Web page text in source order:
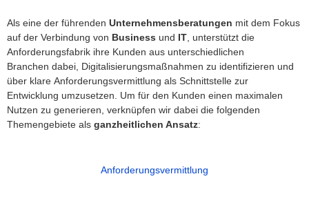
Als eine der führenden Unternehmensberatungen mit dem Fokus
auf der Verbindung von Business und IT , unterstützt die
Anforderungsfabrik ihre Kunden aus unterschiedlichen
Branchen dabei, Digitalisierungsmaßnahmen zu identifizieren und
über klare Anforderungsvermittlung als Schnittstelle zur
Entwicklung umzusetzen. Um für den Kunden einen maximalen
Nutzen zu generieren, verknüpfen wir dabei die folgenden
Themengebiete als ganzheitlichen Ansatz:
Anforderungsvermittlung